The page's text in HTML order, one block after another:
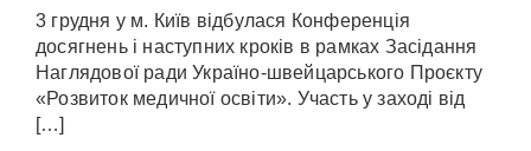
3 грудня у м. Київ відбулася Конференція
досягнень і наступних кроків в рамках Засідання
Наглядової ради Україно-швейцарського Проєкту
«Розвиток медичної освіти». Участь у заході від
[…]